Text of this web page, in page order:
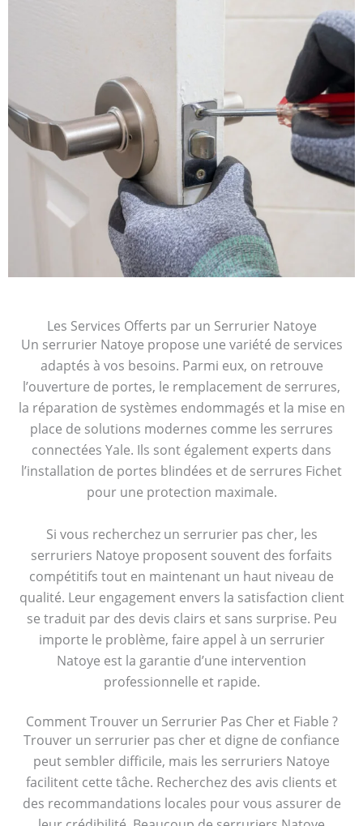
Les Services Offerts par un Serrurier Natoye
Un serrurier Natoye propose une variété de services
adaptés à vos besoins. Parmi eux, on retrouve
l’ouverture de portes, le remplacement de serrures,
la réparation de systèmes endommagés et la mise en
place de solutions modernes comme les serrures
connectées Yale. Ils sont également experts dans
l’installation de portes blindées et de serrures Fichet
pour une protection maximale.
Si vous recherchez un serrurier pas cher, les
serruriers Natoye proposent souvent des forfaits
compétitifs tout en maintenant un haut niveau de
qualité. Leur engagement envers la satisfaction client
se traduit par des devis clairs et sans surprise. Peu
importe le problème, faire appel à un serrurier
Natoye est la garantie d’une intervention
professionnelle et rapide.
Comment Trouver un Serrurier Pas Cher et Fiable ?
Trouver un serrurier pas cher et digne de confiance
peut sembler difficile, mais les serruriers Natoye
facilitent cette tâche. Recherchez des avis clients et
des recommandations locales pour vous assurer de